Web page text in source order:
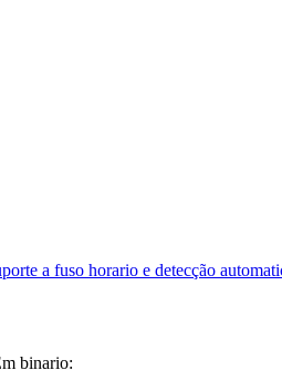
a fuso horario e detecção
binario: